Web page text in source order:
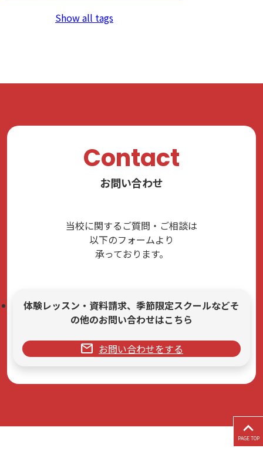
Show all tags
Contact
お問い合わせ
当校に関するご質問・ご相談は
以下のフォームより
承っております。
体験レッスン・資料請求、季節限定スクールなどそ
の他のお問い合わせはこちら
mail お問い合わせをする
PAGE TOP